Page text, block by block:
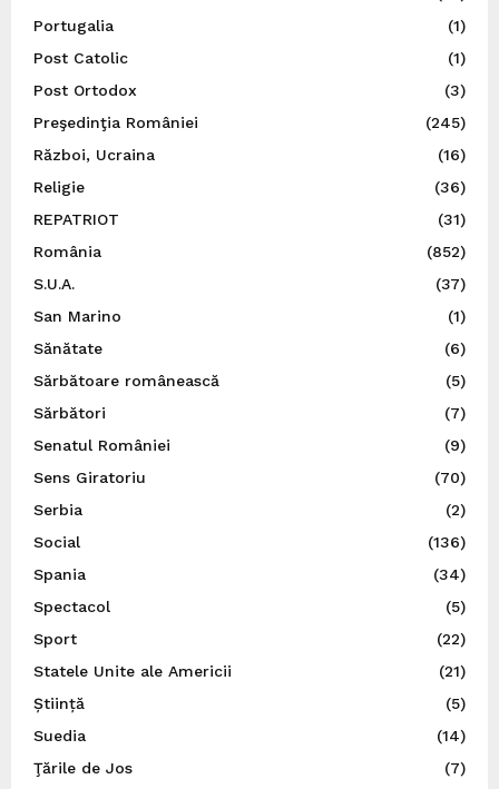
Portugalia
(1)
Post Catolic
(1)
Post Ortodox
(3)
Preşedinţia României
(245)
Război, Ucraina
(16)
Religie
(36)
REPATRIOT
(31)
România
(852)
S.U.A.
(37)
San Marino
(1)
Sănătate
(6)
Sărbătoare românească
(5)
Sărbători
(7)
Senatul României
(9)
Sens Giratoriu
(70)
Serbia
(2)
Social
(136)
Spania
(34)
Spectacol
(5)
Sport
(22)
Statele Unite ale Americii
(21)
Știință
(5)
Suedia
(14)
Ţările de Jos
(7)